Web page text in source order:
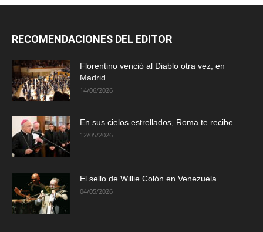
RECOMENDACIONES DEL EDITOR
Florentino venció al Diablo otra vez, en
Madrid
14/06/2026
En sus cielos estrellados, Roma te recibe
12/05/2026
El sello de Willie Colón en Venezuela
04/05/2026